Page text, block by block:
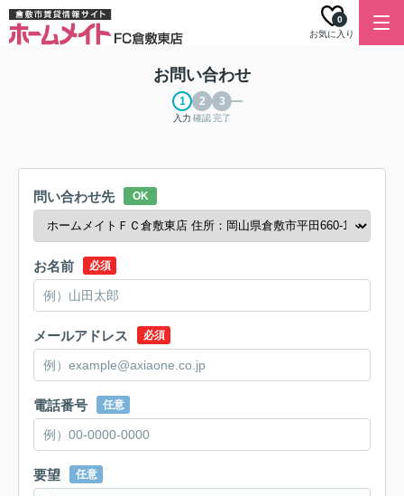
お気に入り
0
お問い合わせ
入力 確認完了
問い合わせ先 OK
お名前 必須
メールアドレス 必須
電話番号 任意
要望 任意